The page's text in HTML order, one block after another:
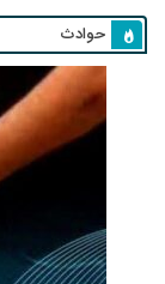
حوادث